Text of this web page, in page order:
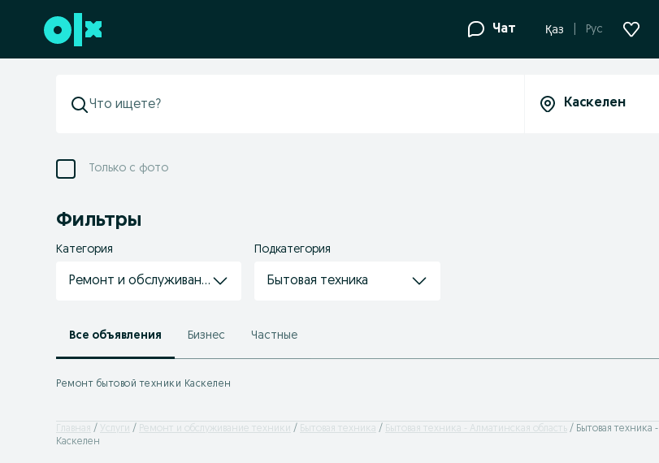
Перейти к нижнему колонтитулу Чат Қаз Рус
Только с фото
Фильтры
Категория
Ремонт и обслуживание техники
Подкатегория
Бытовая техника
Все объявления Бизнес Частные
Ремонт бытовой техники Каскелен
Главная Услуги Ремонт и обслуживание техники Бытовая техника Бытовая техника - Алматинская область
Бытовая техника -
Каскелен